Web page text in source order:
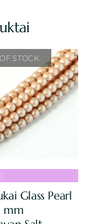
Glass Pearl
mm